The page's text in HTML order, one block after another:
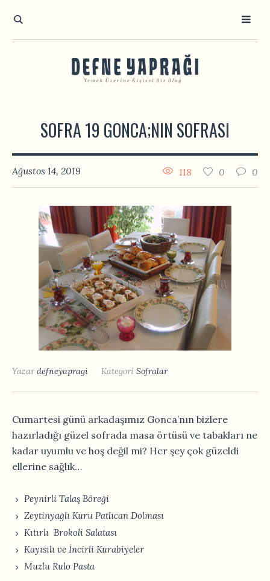
SOFRA 19 GONCA;NIN SOFRASI
Ağustos 14, 2019 0
0
118
Yazardefneyapragi Kategori Sofralar
Cumartesi günü arkadaşımız Gonca’nın bizlere
hazırladığı güzel sofrada masa örtüsü ve tabakları ne
kadar uyumlu ve hoş değil mi? Her şey çok güzeldi
ellerine sağlık…
Peynirli Talaş Böreği
Zeytinyağlı Kuru Patlıcan Dolması
Kıtırlı Brokoli Salatası
Kayısılı ve İncirli Kurabiyeler
Muzlu Rulo Pasta